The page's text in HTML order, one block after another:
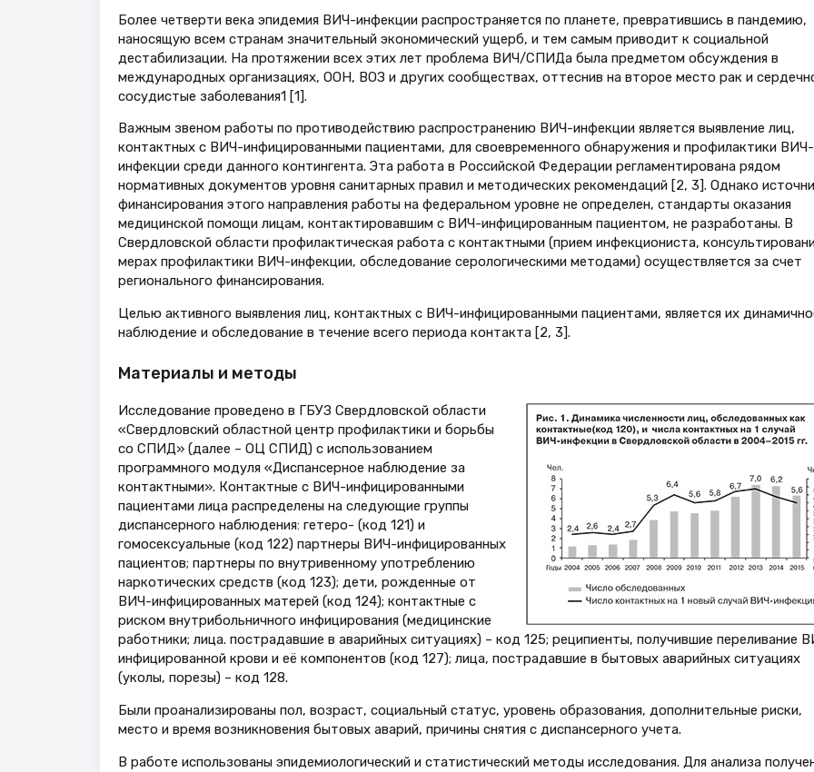
Более четверти века эпидемия ВИЧ-инфекции распространяется по планете, превратившись в пандемию,
наносящую всем странам значительный экономический ущерб, и тем самым приводит к социальной
дестабилизации. На протяжении всех этих лет проблема ВИЧ/СПИДа была предметом обсуждения в
международных организациях, ООН, ВОЗ и других сообществах, оттеснив на второе место рак и
сосудистые заболевания1 [1].
Важным звеном работы по противодействию распространению ВИЧ-инфекции является выявление лиц,
контактных с ВИЧ-инфицированными пациентами, для своевременного обнаружения и профилактики ВИЧ-
инфекции среди данного контингента. Эта работа в Российской Федерации регламентирована рядом
нормативных документов уровня санитарных правил и методических рекомендаций [2, 3]. Однако
финансирования этого направления работы на федеральном уровне не определен, стандарты оказания
медицинской помощи лицам, контактировавшим с ВИЧ-инфицированным пациентом, не разработаны. В
Свердловской области профилактическая работа с контактными (прием инфекциониста,
мерах профилактики ВИЧ-инфекции, обследование серологическими методами) осуществляется за счет
регионального финансирования.
Целью активного выявления лиц, контактных с ВИЧ-инфицированными пациентами, является их
наблюдение и обследование в течение всего периода контакта [2, 3].
Материалы и методы
Исследование проведено в ГБУЗ Свердловской области
«Свердловский областной центр профилактики и борьбы
со СПИД» (далее – ОЦ СПИД) с использованием
программного модуля «Диспансерное наблюдение за
контактными». Контактные с ВИЧ-инфицированными
пациентами лица распределены на следующие группы
диспансерного наблюдения: гетеро- (код 121) и
гомосексуальные (код 122) партнеры ВИЧ-инфицированных
пациентов; партнеры по внутривенному употреблению
наркотических средств (код 123); дети, рожденные от
ВИЧ-инфицированных матерей (код 124); контактные с
риском внутрибольничного инфицирования (медицинские
работники; лица. пострадавшие в аварийных ситуациях) – код 125; реципиенты, получившие переливание
инфицированной крови и её компонентов (код 127); лица, пострадавшие в бытовых аварийных ситуациях
(уколы, порезы) – код 128.
Были проанализированы пол, возраст, социальный статус, уровень образования, дополнительные риски,
место и время возникновения бытовых аварий, причины снятия с диспансерного учета.
В работе использованы эпидемиологический и статистический методы исследования. Для анализа